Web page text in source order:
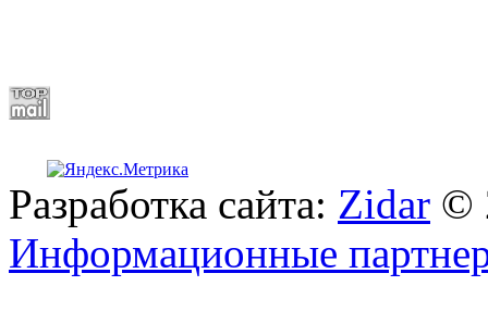
Разработка сайта: Zidar ©
Информационные